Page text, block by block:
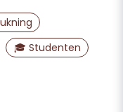
🎓 Studenten